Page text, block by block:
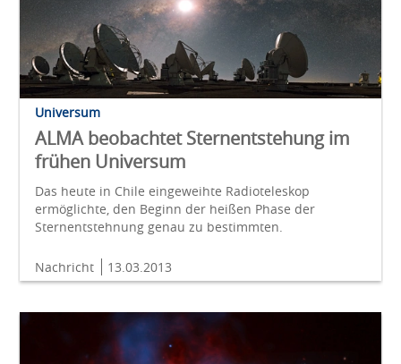
Universum
ALMA beobachtet Sternentstehung im
frühen Universum
Das heute in Chile eingeweihte Radioteleskop
ermöglichte, den Beginn der heißen Phase der
Sternentstehnung genau zu bestimmten.
Nachricht 13.03.2013